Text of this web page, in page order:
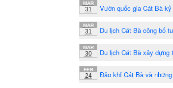
MAR
31 Vườn quốc gia Cát Bà
MAR
31 Du lịch Cát Bà công bố
MAR
30 Du lịch Cát Bà xây dựng
FEB
24 Đảo khỉ Cát Bà và những